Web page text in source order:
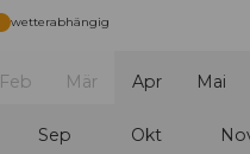
wetterabhängig
Feb Mär Apr Mai
Sep Okt